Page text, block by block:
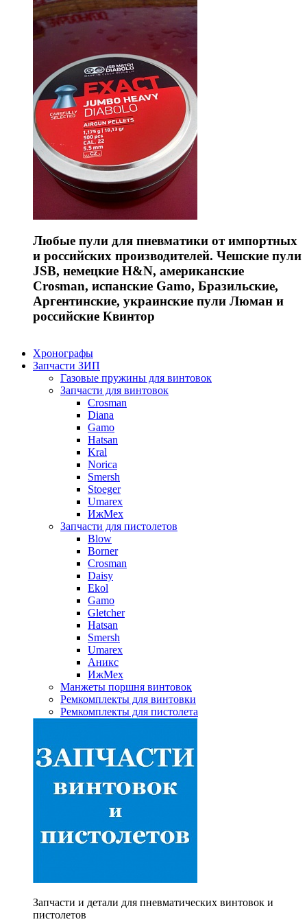
Любые пули для пневматики от импортных
и российских производителей. Чешские пули
JSB, немецкие H&N, американские
Crosman, испанские Gamo, Бразильские,
Аргентинские, украинские пули Люман и
российские Квинтор
Хронографы
Запчасти ЗИП
Газовые пружины для винтовок
Запчасти для винтовок
Crosman
Diana
Gamo
Hatsan
Kral
Norica
Smersh
Stoeger
Umarex
ИжМех
Запчасти для пистолетов
Blow
Borner
Crosman
Daisy
Ekol
Gamo
Gletcher
Hatsan
Smersh
Umarex
Аникс
ИжМех
Манжеты поршня винтовок
Ремкомплекты для винтовки
Ремкомплекты для пистолета
Запчасти и детали для пневматических винтовок и
пистолетов